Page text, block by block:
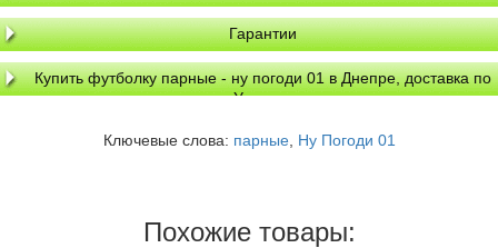
Гарантии
Купить футболку парные - ну погоди 01 в Днепре, доставка по
Украине
Ключевые слова: парные, Ну Погоди 01
Похожие товары: